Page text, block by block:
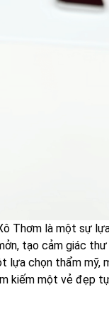
Thơm là một sự
tạo cảm giác thư
lựa chọn thẩm mỹ,
kiếm một vẻ đẹp